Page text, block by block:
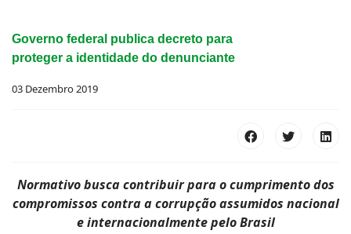
Governo federal publica decreto para
proteger a identidade do denunciante
03 Dezembro 2019
Normativo busca contribuir para o cumprimento dos
compromissos contra a corrupção assumidos nacional
e internacionalmente pelo Brasil